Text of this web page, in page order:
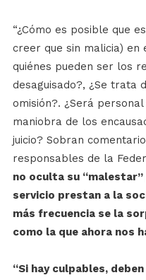
“¿Cómo es posible que
creer que sin malicia) en
quiénes pueden ser los
desaguisado?, ¿Se trata
omisión?. ¿Será
maniobra de los
juicio? Sobran
responsables de la
no oculta su
servicio prestan a la
más frecuencia se la
como la que ahora nos
“Si hay culpables,